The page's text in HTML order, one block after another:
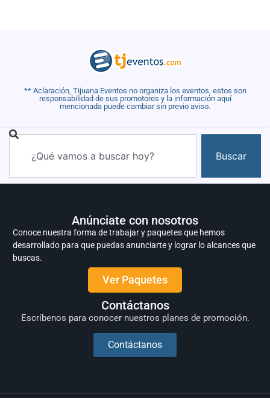
** Aclaración, Tijuana Eventos no organiza los eventos, estos son
responsabilidad de sus promotores y la información aquí
mencionada puede cambiar sin previo aviso.
Buscar
Anúnciate con nosotros
Conoce nuestra forma de trabajar y paquetes que hemos
desarrollado para que puedas anunciarte y lograr lo alcances que
buscas.
Ver Paquetes
Contáctanos
Escríbenos para conocer nuestros planes de promoción.
Contáctanos